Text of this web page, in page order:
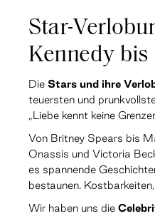
Star-
Kennedy
Die Stars und ihre
teuersten und
„Liebe kennt keine
Von Britney Spears bis
Onassis und Victoria
es spannende
bestaunen.
Wir haben uns die